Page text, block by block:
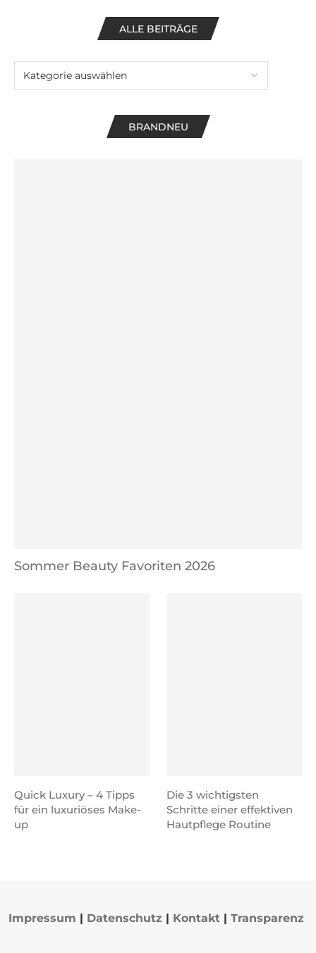
ALLE BEITRÄGE
BRANDNEU
Sommer Beauty Favoriten 2026
Quick Luxury – 4 Tipps
für ein luxuriöses Make-
up
Die 3 wichtigsten
Schritte einer effektiven
Hautpflege Routine
Impressum | Datenschutz | Kontakt | Transparenz